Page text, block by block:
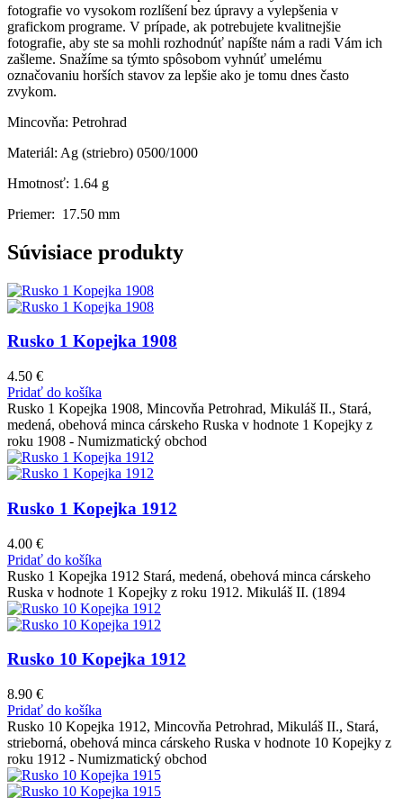
fotografie vo vysokom rozlíšení bez úpravy a vylepšenia v
grafickom programe. V prípade, ak potrebujete kvalitnejšie
fotografie, aby ste sa mohli rozhodnúť napíšte nám a radi Vám ich
zašleme. Snažíme sa týmto spôsobom vyhnúť umelému
označovaniu horších stavov za lepšie ako je tomu dnes často
zvykom.
Mincovňa: Petrohrad
Materiál: Ag (striebro) 0500/1000
Hmotnosť: 1.64 g
Priemer: 17.50 mm
Súvisiace produkty
Rusko 1 Kopejka 1908
4.50 €
Pridať do košíka
Rusko 1 Kopejka 1908, Mincovňa Petrohrad, Mikuláš II., Stará,
medená, obehová minca cárskeho Ruska v hodnote 1 Kopejky z
roku 1908 - Numizmatický obchod
Rusko 1 Kopejka 1912
4.00 €
Pridať do košíka
Rusko 1 Kopejka 1912 Stará, medená, obehová minca cárskeho
Ruska v hodnote 1 Kopejky z roku 1912. Mikuláš II. (1894
Rusko 10 Kopejka 1912
8.90 €
Pridať do košíka
Rusko 10 Kopejka 1912, Mincovňa Petrohrad, Mikuláš II., Stará,
strieborná, obehová minca cárskeho Ruska v hodnote 10 Kopejky z
roku 1912 - Numizmatický obchod